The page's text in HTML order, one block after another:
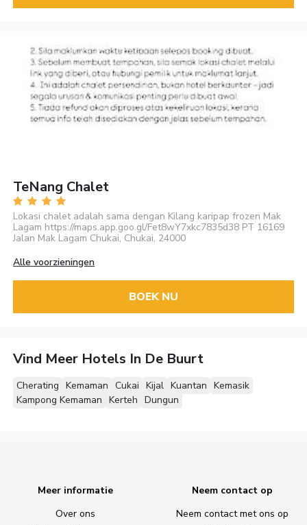
TeNang Chalet
Lokasi chalet adalah sama dengan Kilang karipap frozen Mak
Lagam https://maps.app.goo.gl/Fet8wY7xkc7835d38 PT 16169
Jalan Mak Lagam Chukai, Chukai, 24000
Alle voorzieningen
BOEK NU
Vind Meer Hotels In De Buurt
Cherating Kemaman Cukai Kijal Kuantan Kemasik
Kampong Kemaman Kerteh Dungun
Meer informatie
Over ons
Neem contact op
Neem contact met ons op